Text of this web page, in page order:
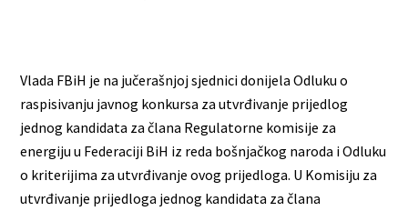
Vlada FBiH je na jučerašnjoj sjednici donijela Odluku o
raspisivanju javnog konkursa za utvrđivanje prijedlog
jednog kandidata za člana Regulatorne komisije za
energiju u Federaciji BiH iz reda bošnjačkog naroda i Odluku
o kriterijima za utvrđivanje ovog prijedloga. U Komisiju za
utvrđivanje prijedloga jednog kandidata za člana